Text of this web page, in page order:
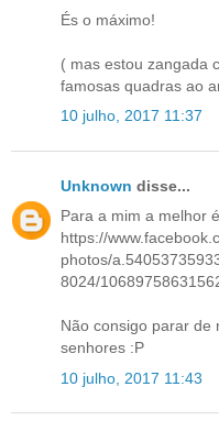
És o máximo!
( mas estou zangada
famosas quadras ao
10 julho, 2017 11:37
Unknown disse...
Para a mim a melhor
https://
photos/
8024/
Não consigo parar de
senhores :P
10 julho, 2017 11:43